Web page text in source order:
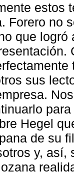
estos
Forero no
que
sus
Hegel
de su
y,